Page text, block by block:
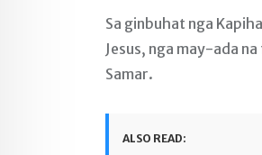
Sa ginbuhat nga
Jesus, nga may-ada
Samar.
ALSO READ: